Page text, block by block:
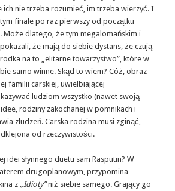
ich nie trzeba rozumieć, im trzeba wierzyć. I
finale po raz pierwszy od początku
Może dlatego, że tym megalomańskim i
że mają do siebie dystans, że czują
na to „elitarne towarzystwo”, które w
samo winne. Skąd to wiem? Cóż, obraz
familii carskiej, uwielbiającej
ludziom wszystko (nawet swoją
rodziny zakochanej w pomnikach i
złudzeń. Carska rodzina musi zginąć,
od rzeczywistości.
idei słynnego duetu sam Rasputin? W
drugoplanowym, przypomina
z „Idioty”niż siebie samego. Grający go